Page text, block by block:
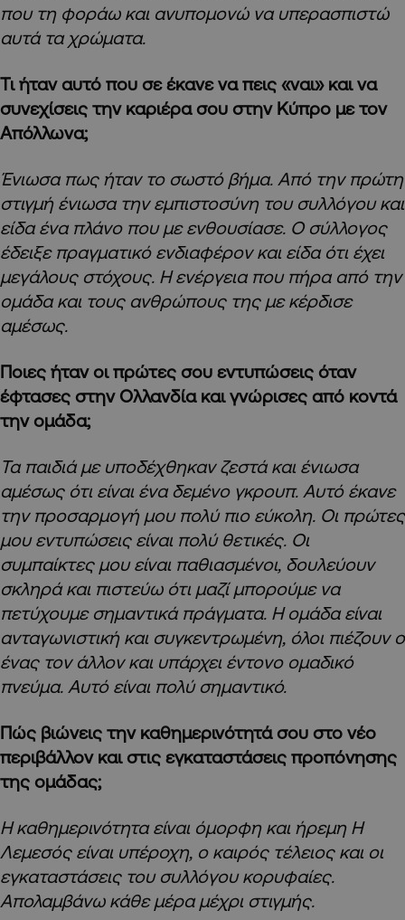
που τη φοράω και ανυπομονώ να υπερασπιστώ
αυτά τα χρώματα.
Τι ήταν αυτό που σε έκανε να πεις «ναι» και να
συνεχίσεις την καριέρα σου στην Κύπρο με τον
Απόλλωνα;
Ένιωσα πως ήταν το σωστό βήμα. Από την πρώτη
στιγμή ένιωσα την εμπιστοσύνη του συλλόγου και
είδα ένα πλάνο που με ενθουσίασε. Ο σύλλογος
έδειξε πραγματικό ενδιαφέρον και είδα ότι έχει
μεγάλους στόχους. Η ενέργεια που πήρα από την
ομάδα και τους ανθρώπους της με κέρδισε
αμέσως.
Ποιες ήταν οι πρώτες σου εντυπώσεις όταν
έφτασες στην Ολλανδία και γνώρισες από κοντά
την ομάδα;
Τα παιδιά με υποδέχθηκαν ζεστά και ένιωσα
αμέσως ότι είναι ένα δεμένο γκρουπ. Αυτό έκανε
την προσαρμογή μου πολύ πιο εύκολη. Οι πρώτες
μου εντυπώσεις είναι πολύ θετικές. Οι
συμπαίκτες μου είναι παθιασμένοι, δουλεύουν
σκληρά και πιστεύω ότι μαζί μπορούμε να
πετύχουμε σημαντικά πράγματα. Η ομάδα είναι
ανταγωνιστική και συγκεντρωμένη, όλοι πιέζουν ο
ένας τον άλλον και υπάρχει έντονο ομαδικό
πνεύμα. Αυτό είναι πολύ σημαντικό.
Πώς βιώνεις την καθημερινότητά σου στο νέο
περιβάλλον και στις εγκαταστάσεις προπόνησης
της ομάδας;
Η καθημερινότητα είναι όμορφη και ήρεμη Η
Λεμεσός είναι υπέροχη, ο καιρός τέλειος και οι
εγκαταστάσεις του συλλόγου κορυφαίες.
Απολαμβάνω κάθε μέρα μέχρι στιγμής.